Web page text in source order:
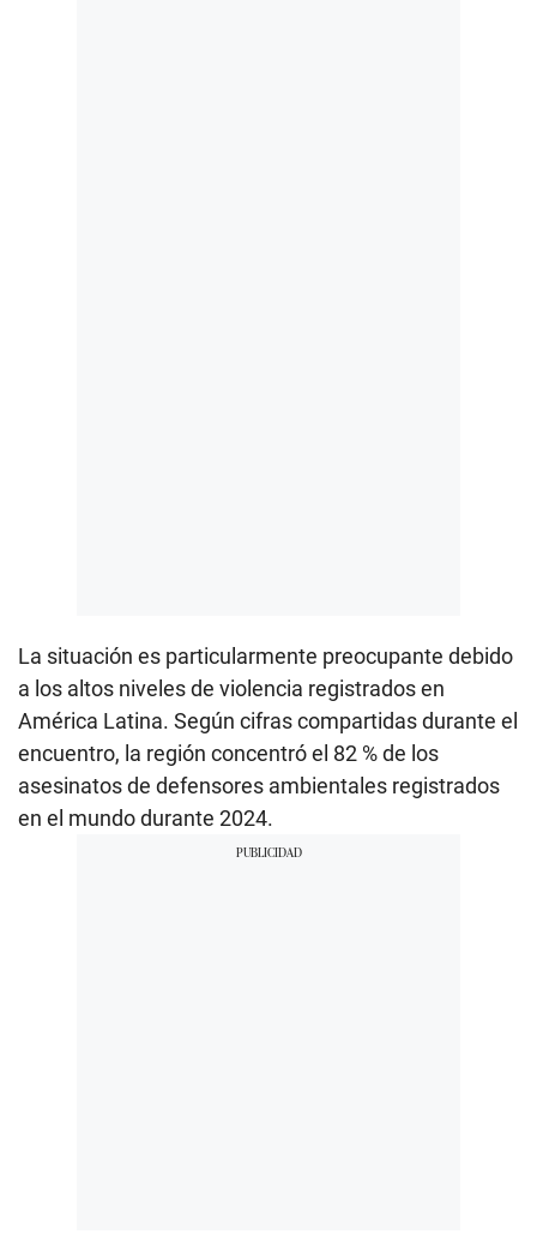
La situación es particularmente preocupante debido
a los altos niveles de violencia registrados en
América Latina. Según cifras compartidas durante el
encuentro, la región concentró el 82 % de los
asesinatos de defensores ambientales registrados
en el mundo durante 2024.